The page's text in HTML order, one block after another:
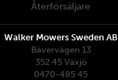
Återförsäljare
Walker Mowers Sweden AB
Bävervägen 13
352 45 Växjö
0470-485 45